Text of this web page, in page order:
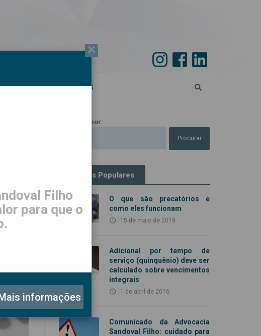
ESPECIAL 45 ANOS
Procurar por:
Artigos Populares
O que são precatórios e
como eles funcionam
access_time 15 de maio de 2019
Adicional por tempo de
serviço (quinquênio) deve ser
calculado sobre vencimentos
integrais
access_time 1 de abril de 2016
Comunicado da Advocacia
Sandoval Filho: cuidado para
×
Filho
para que o
informações